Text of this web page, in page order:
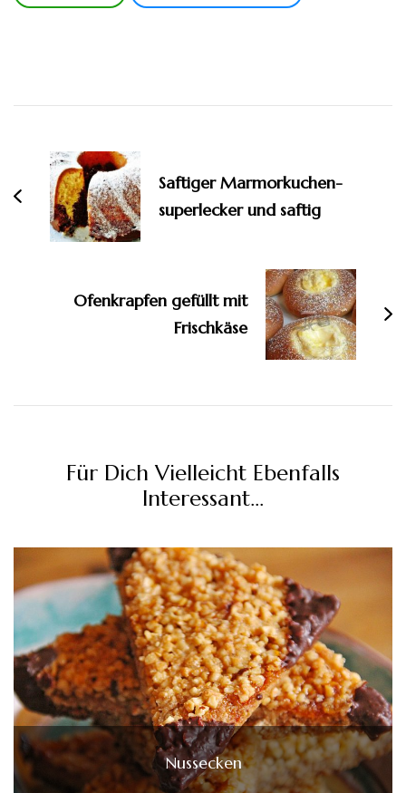
Saftiger Marmorkuchen-
superlecker und saftig
Ofenkrapfen gefüllt mit
Frischkäse
Für Dich Vielleicht Ebenfalls
Interessant...
Nussecken